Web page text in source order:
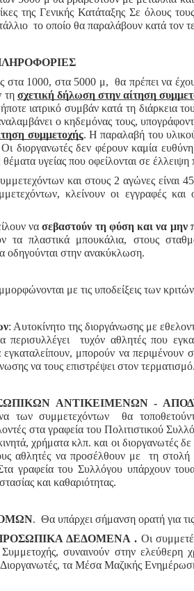
της Γενικής Κατάταξης Σε όλους
το οποίο θα παραλάβουν κατά τον
στα 1000, στα 5000 μ, θα πρέπει να
τη σχετική δήλωση στην αίτηση
ιατρικό συμβάν κατά τη διάρκεια
ο κηδεμόνας τους,
συμμετοχής. Η παραλαβή του
διοργανωτές δεν φέρουν καμία
υγείας που οφείλονται σε έλλειψη
και στους 2 αγώνες είναι
κλείνουν οι εγγραφές
νασεβαστούν τη φύση και να μην
τα πλαστικά μπουκάλια, στους
οδηγούνται στην ανακύκλωση.
με τις υποδείξεις των
: Αυτοκίνητο της διοργάνωσης με
περισυλλέγει τυχόν αθλητές που
εγκαταλείπουν, μπορούν να περιμένουν
να τους επιστρέψει στον τερματισμό.
ΑΝΤΙΚΕΙΜΕΝΩΝ -
των συμμετεχόντων θα
στα γραφεία του Πολιτιστικού
χρήματα κλπ. και οι διοργανωτές
αθλητές να προσέλθουν με τη
γραφεία του Συλλόγου υπάρχουν
και καθαριότητας.
. Θα υπάρχει σήμανση ορατή για
ΔΕΔΟΜΕΝΑ . Οι
συναινούν στην ελεύθερη
Διοργανωτές, τα Μέσα Μαζικής